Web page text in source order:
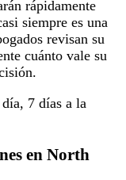
rápidamente
siempre es una
revisan su
cuánto vale su
7 días a la
en North